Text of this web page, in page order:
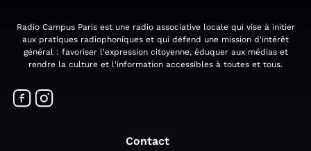
Radio Campus Paris est une radio associative locale qui vise à initier
aux pratiques radiophoniques et qui défend une mission d'intérêt
général : favoriser l'expression citoyenne, éduquer aux médias et
rendre la culture et l'information accessibles à toutes et tous.
Contact